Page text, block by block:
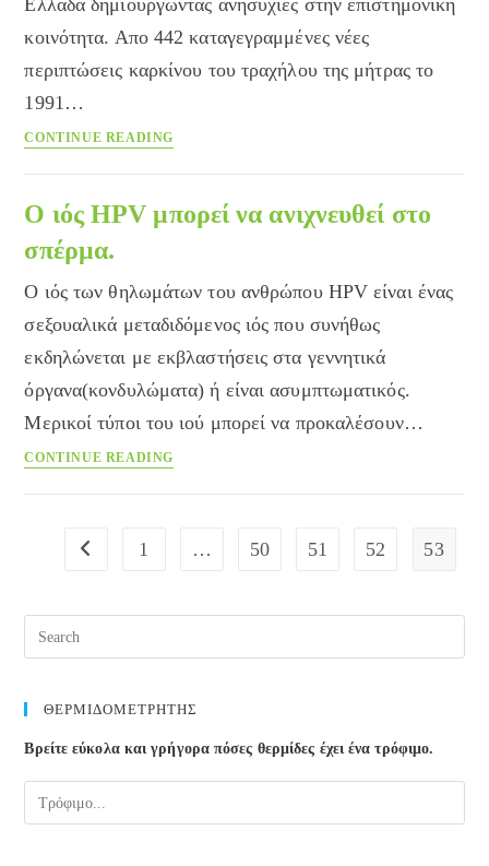
Ελλάδα δημιουργώντας ανησυχίες στην επιστημονική
κοινότητα. Απο 442 καταγεγραμμένες νέες
περιπτώσεις καρκίνου του τραχήλου της μήτρας το
1991…
CONTINUE READING
έγκαιρη
Ο ιός HPV μπορεί να ανιχνευθεί στο
σπέρμα.
Ο ιός των θηλωμάτων του ανθρώπου ΗPV είναι ένας
σεξουαλικά μεταδιδόμενος ιός που συνήθως
εκδηλώνεται με εκβλαστήσεις στα γεννητικά
όργανα(κονδυλώματα) ή είναι ασυμπτωματικός.
Μερικοί τύποι του ιού μπορεί να προκαλέσουν…
CONTINUE READING
Go to the previous page
1 … 50 51 52 53
ΘΕΡΜΙΔΟΜΕΤΡΗΤΗΣ
Βρείτε εύκολα και γρήγορα πόσες θερμίδες έχει ένα τρόφιμο.